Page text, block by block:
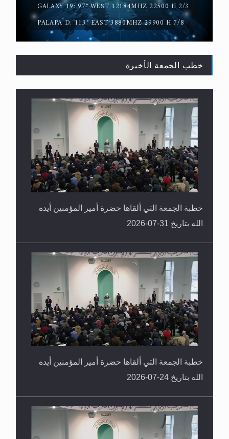
القرآن قاضٍ وحكمٌ على السنة ومهيمنٌ عليها.. ليس
العكس
GALAXY 19: 97° WEST 12184MHZ 22500 H 2/3
PALAPA D: 113° EAST 3880MHZ 29900 H 7/8
خطب الجمعة الأخيرة
خطبة الجمعة التي ألقاها حضرة أمير المؤمنين أيده
الله بتاريخ 31-07-2026
خطبة الجمعة التي ألقاها حضرة أمير المؤمنين أيده
الله بتاريخ 24-07-2026